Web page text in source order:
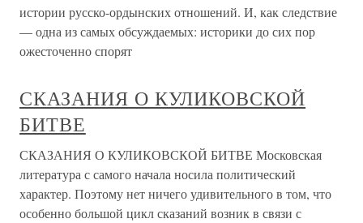
истории русско-ордынских отношений. И, как следствие
— одна из самых обсуждаемых: историки до сих пор
ожесточенно спорят
СКАЗАНИЯ О КУЛИКОВСКОЙ
БИТВЕ
СКАЗАНИЯ О КУЛИКОВСКОЙ БИТВЕ Московская
литература с самого начала носила политический
характер. Поэтому нет ничего удивительного в том, что
особенно большой цикл сказаний возник в связи с